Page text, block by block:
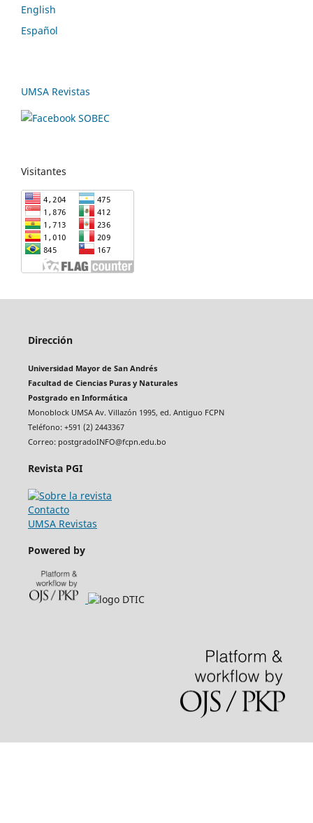
English
Español
UMSA Revistas
Visitantes
Dirección
Universidad Mayor de San Andrés
Facultad de Ciencias Puras y Naturales
Postgrado en Informática
Monoblock UMSA Av. Villazón 1995, ed. Antiguo FCPN
Teléfono: +591 (2) 2443367
Correo: postgradoINFO@fcpn.edu.bo
Revista PGI
Contacto
UMSA Revistas
Powered by